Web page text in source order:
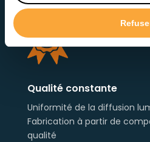
Qualité constante
Uniformité de la diffusion
Fabrication à partir de
qualité